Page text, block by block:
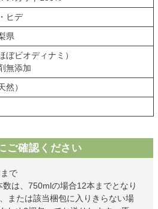
ヒデ
県
ぼビオディナミ）
無添加
然）
ご確認ください
で
は、750mlの場合12本までとなり
または該当梱包に入りきらない場